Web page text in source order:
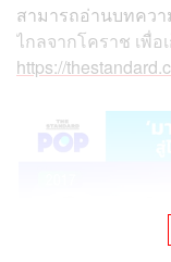
สามารถอ่านบทควา
ไกลจากโคราช เพื่อ
https://